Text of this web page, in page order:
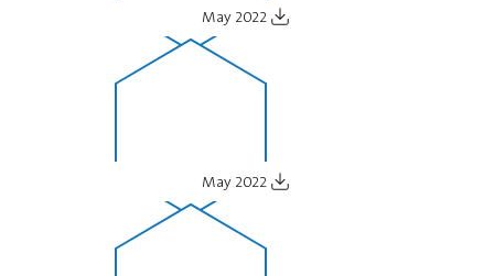
May 2022
May 2022